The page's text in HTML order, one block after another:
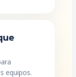
equipos.